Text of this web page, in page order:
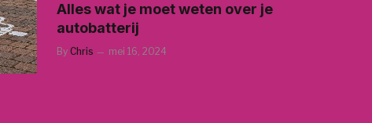
Alles wat je moet weten over je
autobatterij
By Chris mei 16, 2024